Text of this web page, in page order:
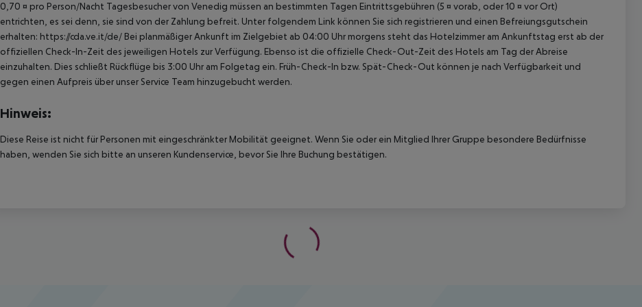
0,70 ¤ pro Person/Nacht Tagesbesucher von Venedig müssen an bestimmten Tagen Eintrittsgebühren (5 ¤ vorab, oder 10 ¤ vor Ort)
entrichten, es sei denn, sie sind von der Zahlung befreit. Unter folgendem Link können Sie sich registrieren und einen Befreiungsgutschein
erhalten: https://cda.ve.it/de/ Bei planmäßiger Ankunft im Zielgebiet ab 04:00 Uhr morgens steht das Hotelzimmer am Ankunftstag erst ab der
offiziellen Check-In-Zeit des jeweiligen Hotels zur Verfügung. Ebenso ist die offizielle Check-Out-Zeit des Hotels am Tag der Abreise
einzuhalten. Dies schließt Rückflüge bis 3:00 Uhr am Folgetag ein. Früh-Check-In bzw. Spät-Check-Out können je nach Verfügbarkeit und
gegen einen Aufpreis über unser Service Team hinzugebucht werden.
Hinweis:
Diese Reise ist nicht für Personen mit eingeschränkter Mobilität geeignet. Wenn Sie oder ein Mitglied Ihrer Gruppe besondere Bedürfnisse
haben, wenden Sie sich bitte an unseren Kundenservice, bevor Sie Ihre Buchung bestätigen.